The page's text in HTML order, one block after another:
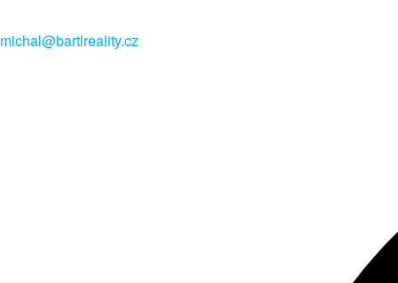
michal@bartlreality.cz